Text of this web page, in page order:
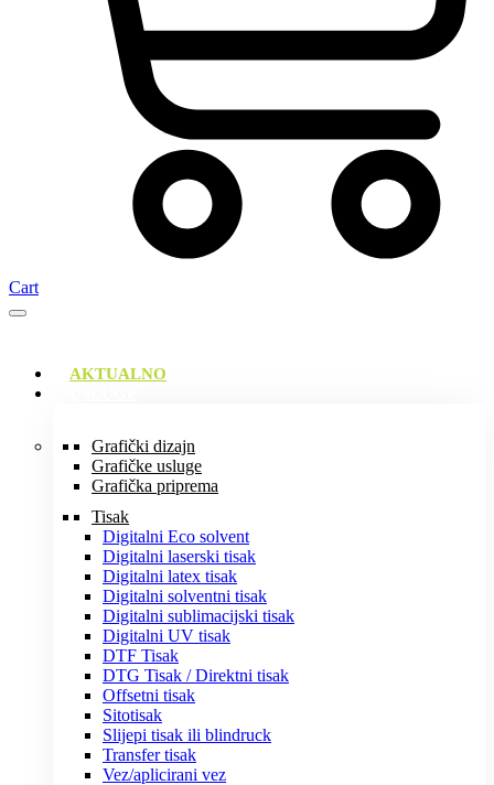
Cart
AKTUALNO
Grafički dizajn
Grafičke usluge
Grafička priprema
Tisak
Digitalni Eco solvent
Digitalni laserski tisak
Digitalni latex tisak
Digitalni solventni tisak
Digitalni sublimacijski tisak
Digitalni UV tisak
DTF Tisak
DTG Tisak / Direktni tisak
Offsetni tisak
Sitotisak
Slijepi tisak ili blindruck
Transfer tisak
Vez/aplicirani vez